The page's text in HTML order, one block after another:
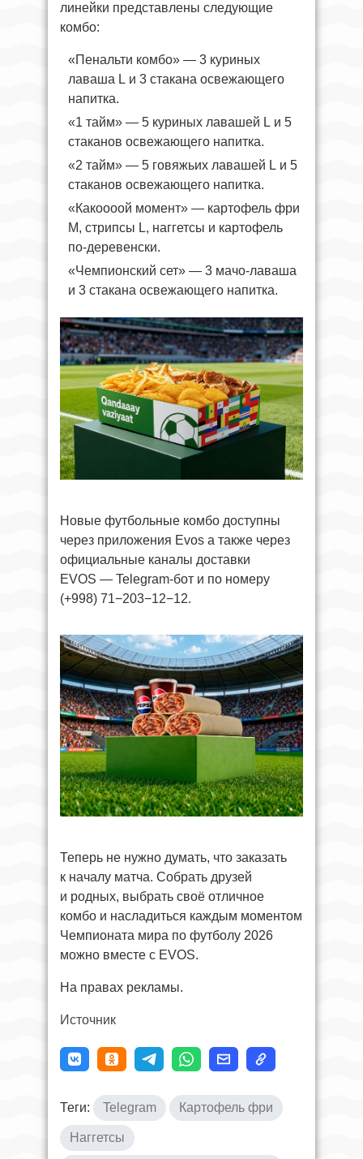
линейки представлены следующие
комбо:
«Пенальти комбо» — 3 куриных
лаваша L и 3 стакана освежающего
напитка.
«1 тайм» — 5 куриных лавашей L и 5
стаканов освежающего напитка.
«2 тайм» — 5 говяжьих лавашей L и 5
стаканов освежающего напитка.
«Какоооой момент» — картофель фри
М, стрипсы L, наггетсы и картофель
по-деревенски.
«Чемпионский сет» — 3 мачо-лаваша
и 3 стакана освежающего напитка.
Новые футбольные комбо доступны
через приложения Evos а также через
официальные каналы доставки
EVOS — Telegram-бот и по номеру
(+998) 71−203−12−12.
Теперь не нужно думать, что заказать
к началу матча. Собрать друзей
и родных, выбрать своё отличное
комбо и насладиться каждым моментом
Чемпионата мира по футболу 2026
можно вместе с EVOS.
На правах рекламы.
Источник
Теги: Telegram Картофель фри
Наггетсы